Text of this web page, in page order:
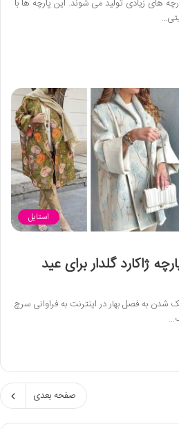
های زیادی تولید می شوند. این پارچه ها با
استایل
ژاکارد گلدار برای عید
شدن به فصل بهار در اینترنت به فراوانی سرچ
صفحه بعدی